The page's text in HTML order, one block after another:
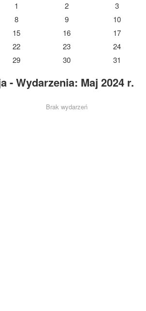
1 2 3
8 9 10
15 16 17
22 23 24
29 30 31
- Wydarzenia: Maj 2024 r.
Brak wydarzeń